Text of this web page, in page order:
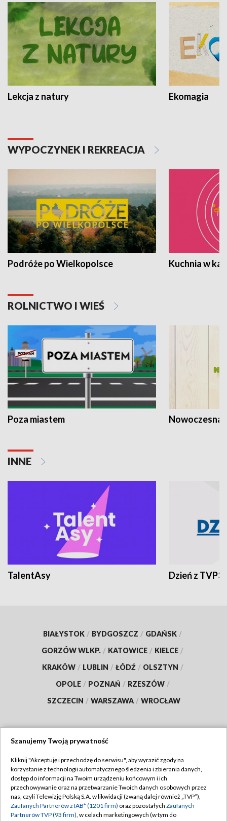
Lekcja z natury Ekomagia
WYPOCZYNEK I REKREACJA
Podróże po Wielkopolsce Kuchnia w
ROLNICTWO I WIEŚ
Poza miastem Nowoczesna
INNE
TalentAsy Dzień z TVP3
BIAŁYSTOK / BYDGOSZCZ / GDAŃSK /
GORZÓW WLKP. / KATOWICE / KIELCE /
KRAKÓW / LUBLIN / ŁÓDŹ / OLSZTYN /
OPOLE / POZNAŃ / RZESZÓW /
SZCZECIN / WARSZAWA / WROCŁAW
TVP
Abonament TVP
Emisja w TVP
Regulamin TVP
Polityka prywatności
Szanujemy Twoją prywatność
Kliknij "Akceptuję i przechodzę do serwisu", aby wyrazić zgody na
korzystanie z technologii automatycznego śledzenia i zbierania danych,
dostęp do informacji na Twoim urządzeniu końcowym i ich
przechowywanie oraz na przetwarzanie Twoich danych osobowych przez
nas, czyli Telewizję Polską S.A. w likwidacji (zwaną dalej również „TVP”),
Zaufanych Partnerów z IAB* (1201 firm) oraz pozostałych Zaufanych
Partnerów TVP (93 firm), w celach marketingowych (w tym do